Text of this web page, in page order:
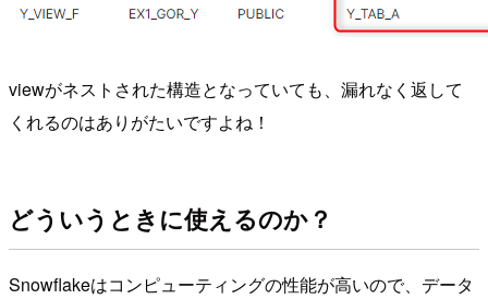
viewがネストされた構造となっていても、漏れなく返して
くれるのはありがたいですよね！
どういうときに使えるのか？
Snowflakeはコンピューティングの性能が高いので、データ